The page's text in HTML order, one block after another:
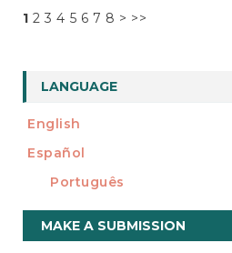
1 2 3 4 5 6 7 8 > >>
LANGUAGE
English
Español
Português
Make
a
MAKE A SUBMISSION